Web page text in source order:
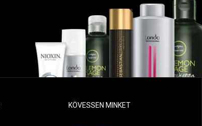
KÖVESSEN MINKET